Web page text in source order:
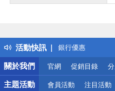
活動快訊
偏遠地區配送
熱門話題
銀行優惠
偏遠地區配送
詐騙網頁！請小心
關於我們
官網 促銷目錄
主題活動 會員活動 注目活動